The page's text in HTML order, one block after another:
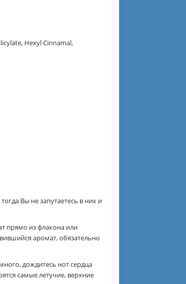
Hexyl Cinnamal,
Вы не запутаетесь в них и
прямо из флакона или
аромат, обязательно
дождитесь нот сердца
самые летучие, верхние